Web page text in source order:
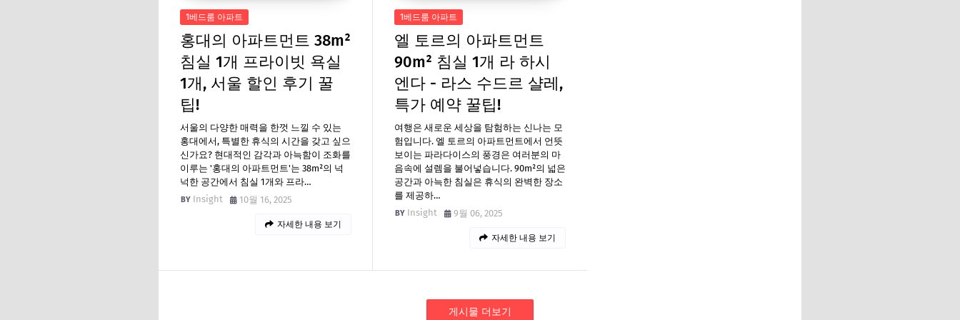
1베드룸 아파트
홍대의 아파트먼트 38m²
침실 1개 프라이빗 욕실
1개, 서울 할인 후기 꿀
팁!
서울의 다양한 매력을 한껏 느낄 수 있는
홍대에서, 특별한 휴식의 시간을 갖고 싶으
신가요? 현대적인 감각과 아늑함이 조화를
이루는 '홍대의 아파트먼트'는 38m²의 넉
넉한 공간에서 침실 1개와 프라…
Insight
10월 16, 2025
자세한 내용 보기
1베드룸 아파트
엘 토르의 아파트먼트
90m² 침실 1개 라 하시
엔다 - 라스 수드르 샬레,
특가 예약 꿀팁!
여행은 새로운 세상을 탐험하는 신나는 모
험입니다. 엘 토르의 아파트먼트에서 언뜻
보이는 파라다이스의 풍경은 여러분의 마
음속에 설렘을 불어넣습니다. 90m²의 넓은
공간과 아늑한 침실은 휴식의 완벽한 장소
를 제공하…
Insight
9월 06, 2025
자세한 내용 보기
게시물 더보기